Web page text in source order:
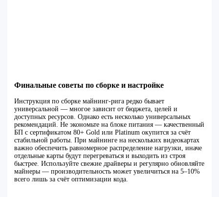
Финальные советы по сборке и настройке
Инструкция по сборке майнинг-рига редко бывает
универсальной — многое зависит от бюджета, целей и
доступных ресурсов. Однако есть несколько универсальных
рекомендаций. Не экономьте на блоке питания — качественный
БП с сертификатом 80+ Gold или Platinum окупится за счёт
стабильной работы. При майнинге на нескольких видеокартах
важно обеспечить равномерное распределение нагрузки, иначе
отдельные карты будут перегреваться и выходить из строя
быстрее. Используйте свежие драйверы и регулярно обновляйте
майнеры — производительность может увеличиться на 5–10%
всего лишь за счёт оптимизации кода.